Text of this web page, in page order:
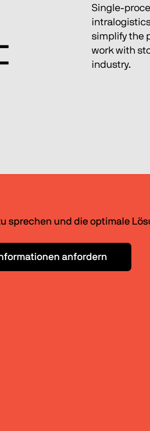
Single-
simplify the
work with
industry.
sprechen und die optimale
anfordern